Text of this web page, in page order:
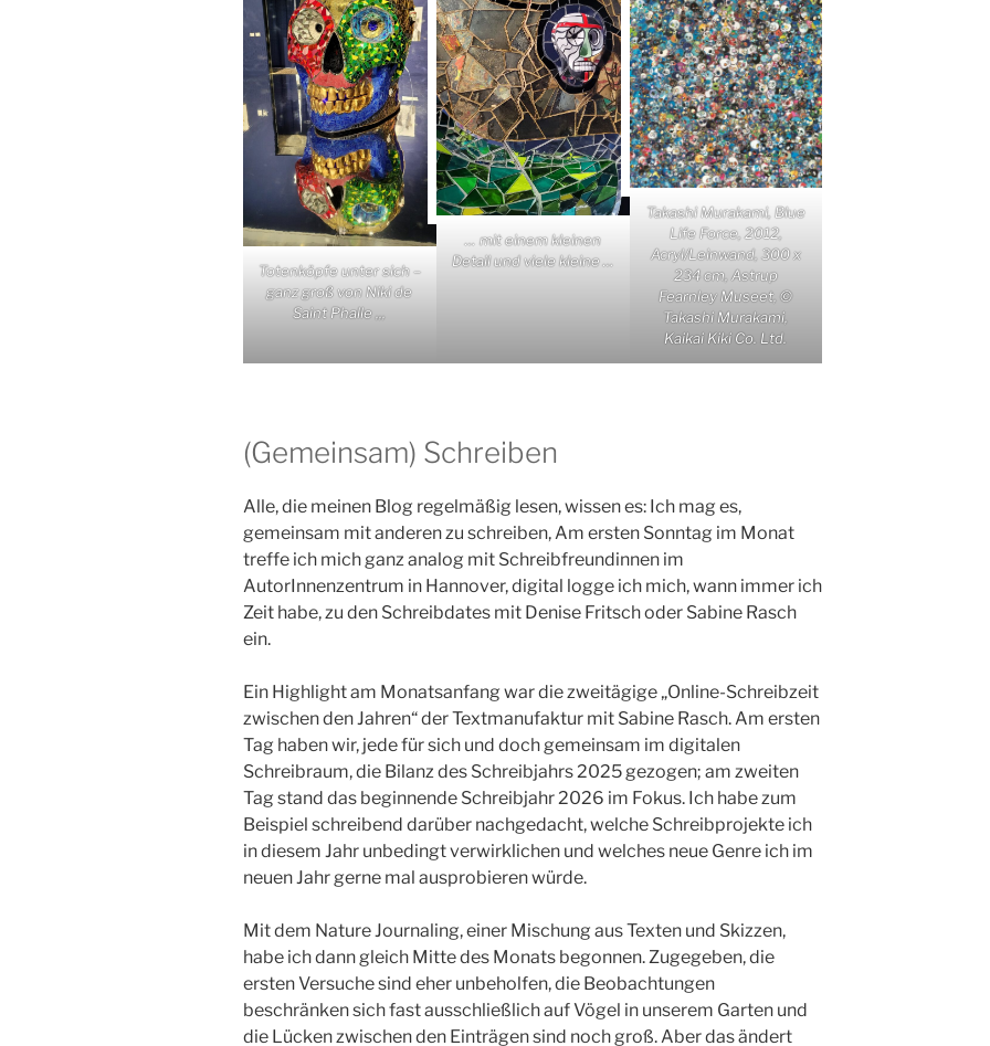
Totenköpfe unter sich –
ganz groß von Niki de
Saint Phalle ,,,
… mit einem kleinen
Detail und viele kleine …
Takashi Murakami, Blue
Life Force, 2012,
Acryl/Leinwand, 300 x
234 cm, Astrup
Fearnley Museet, ©
Takashi Murakami,
Kaikai Kiki Co. Ltd.
(Gemeinsam) Schreiben
Alle, die meinen Blog regelmäßig lesen, wissen es: Ich mag es,
gemeinsam mit anderen zu schreiben, Am ersten Sonntag im Monat
treffe ich mich ganz analog mit Schreibfreundinnen im
AutorInnenzentrum in Hannover, digital logge ich mich, wann immer ich
Zeit habe, zu den Schreibdates mit Denise Fritsch oder Sabine Rasch
ein.
Ein Highlight am Monatsanfang war die zweitägige „Online-Schreibzeit
zwischen den Jahren“ der Textmanufaktur mit Sabine Rasch. Am ersten
Tag haben wir, jede für sich und doch gemeinsam im digitalen
Schreibraum, die Bilanz des Schreibjahrs 2025 gezogen; am zweiten
Tag stand das beginnende Schreibjahr 2026 im Fokus. Ich habe zum
Beispiel schreibend darüber nachgedacht, welche Schreibprojekte ich
in diesem Jahr unbedingt verwirklichen und welches neue Genre ich im
neuen Jahr gerne mal ausprobieren würde.
Mit dem Nature Journaling, einer Mischung aus Texten und Skizzen,
habe ich dann gleich Mitte des Monats begonnen. Zugegeben, die
ersten Versuche sind eher unbeholfen, die Beobachtungen
beschränken sich fast ausschließlich auf Vögel in unserem Garten und
die Lücken zwischen den Einträgen sind noch groß. Aber das ändert